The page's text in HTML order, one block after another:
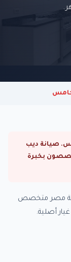
صيانة ديب
بخبرة
مصر متخصص
أصلية.